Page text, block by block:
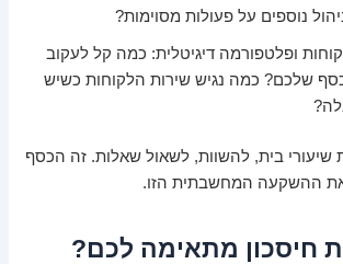
נוספים על פעולות מסוימות?
ופלטפורמה דיגיטלית: כמה קל לעקוב
שלכם? כמה נגיש שירות הלקוחות כשיש
שיעורי בית, להשוות, לשאול שאלות. זה הכסף
את ההשקעה המחשבתית הזו.
חיסכון מתאימה לכם?